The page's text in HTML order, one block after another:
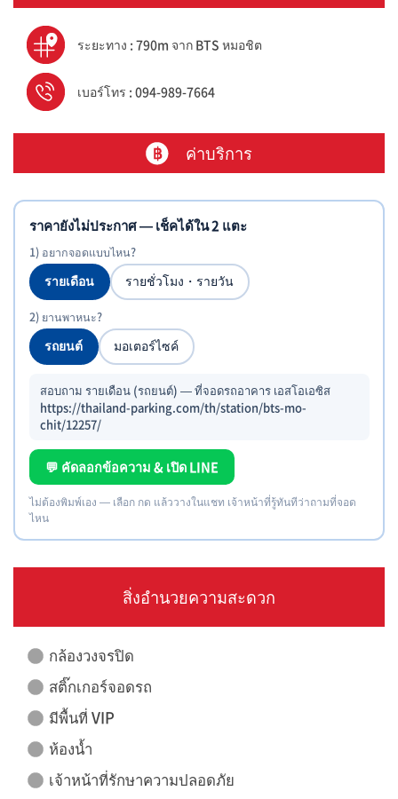
ระยะทาง : 790m จาก BTS หมอชิต
เบอร์โทร : 094-989-7664
ค่าบริการ
ราคายังไม่ประกาศ — เช็คได้ใน 2 แตะ
1) อยากจอดแบบไหน?
รายเดือน รายชั่วโมง・รายวัน
2) ยานพาหนะ?
รถยนต์ มอเตอร์ไซค์
สอบถาม รายเดือน (รถยนต์) — ที่จอดรถอาคาร เอสโอเอซิส
https://thailand-parking.com/th/station/bts-mo-
chit/12257/
💬 คัดลอกข้อความ & เปิด LINE
ไม่ต้องพิมพ์เอง — เลือก กด แล้ววางในแชท เจ้าหน้าที่รู้ทันทีว่าถามที่จอด
ไหน
สิ่งอำนวยความสะดวก
กล้องวงจรปิด
สติ๊กเกอร์จอดรถ
มีพื้นที่ VIP
ห้องน้ำ
เจ้าหน้าที่รักษาความปลอดภัย